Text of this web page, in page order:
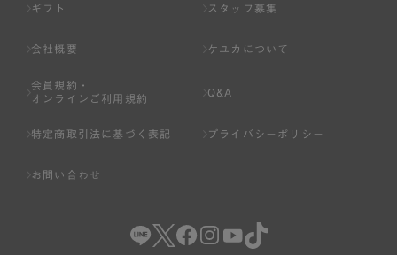
基づき判断した場合は、弊社は、その登録を取り消すこと
のいずれかの事由に該当する場合は、その登録を拒否し、
または事前に通知することなく一旦なされた登録を取り消
いる場合。
ギフト スタッフ募集
会社概要 ケユカについて
会員規約・
オンラインご利用規約
Q&A
特定商取引法に基づく表記 プライバシーポリシー
お問い合わせ